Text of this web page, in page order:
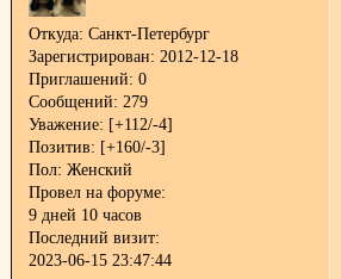
Откуда: Санкт-Петербург
Зарегистрирован: 2012-12-18
Приглашений: 0
Сообщений: 279
Уважение: [+112/-4]
Позитив: [+160/-3]
Пол: Женский
Провел на форуме:
9 дней 10 часов
Последний визит:
2023-06-15 23:47:44